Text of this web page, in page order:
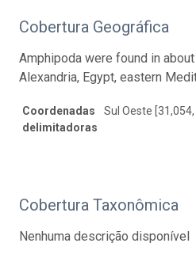
Cobertura Geográfica
Amphipoda were found in
Alexandria, Egypt, eastern
Coordenadas
delimitadoras
Sul Oeste
Cobertura Taxonômica
Nenhuma descrição disponível